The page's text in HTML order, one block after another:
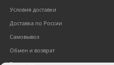
Условия доставки
Доставка по России
Самовывоз
Обмен и возврат
Гарантии